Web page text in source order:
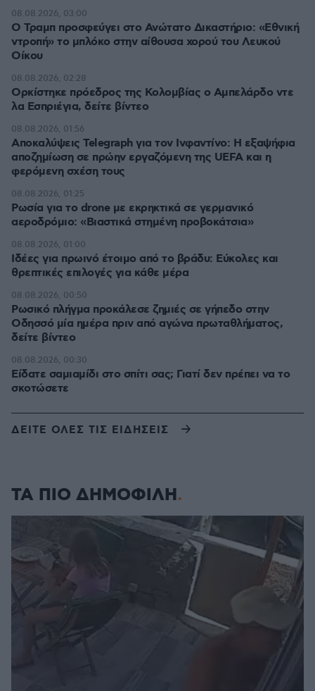
Ο Τραμπ προσφεύγει στο Ανώτατο Δικαστήριο: «Εθνική
ντροπή» το μπλόκο στην αίθουσα χορού του Λευκού
Οίκου
08.08.2026, 03:00
Ορκίστηκε πρόεδρος της Κολομβίας ο Αμπελάρδο ντε
λα Εσπριέγια, δείτε βίντεο
08.08.2026, 02:28
Αποκαλύψεις Telegraph για τον Ινφαντίνο: Η εξαψήφια
αποζημίωση σε πρώην εργαζόμενη της UEFA και η
φερόμενη σχέση τους
08.08.2026, 01:56
Ρωσία για το drone με εκρηκτικά σε γερμανικό
αεροδρόμιο: «Βιαστικά στημένη προβοκάτσια»
08.08.2026, 01:25
Ιδέες για πρωινό έτοιμο από το βράδυ: Εύκολες και
θρεπτικές επιλογές για κάθε μέρα
08.08.2026, 01:00
Ρωσικό πλήγμα προκάλεσε ζημιές σε γήπεδο στην
Οδησσό μία ημέρα πριν από αγώνα πρωταθλήματος,
δείτε βίντεο
08.08.2026, 00:50
Είδατε σαμιαμίδι στο σπίτι σας; Γιατί δεν πρέπει να το
σκοτώσετε
08.08.2026, 00:30
ΔΕΙΤΕ ΟΛΕΣ ΤΙΣ ΕΙΔΗΣΕΙΣ
ΤΑ ΠΙΟ ΔΗΜΟΦΙΛΗ